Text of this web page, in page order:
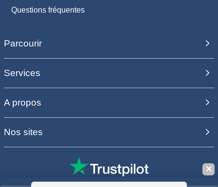
Questions fréquentes
Parcourir
Services
A propos
Nos sites
✕